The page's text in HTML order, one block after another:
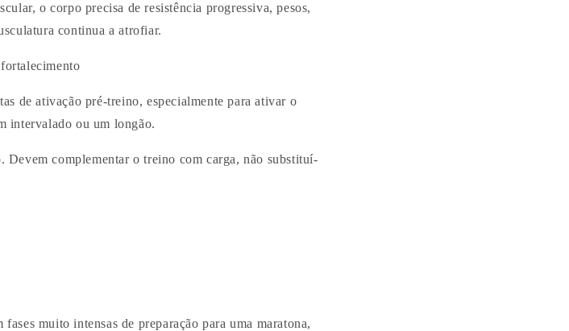
o corpo precisa de resistência progressiva, pesos,
continua a atrofiar.
de ativação pré-treino, especialmente para ativar o
intervalado ou um longão.
Devem complementar o treino com carga, não substituí-
muito intensas de preparação para uma maratona,